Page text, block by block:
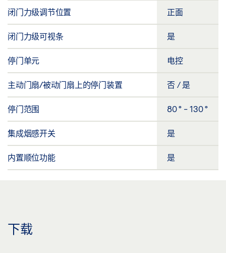
闭门力级调节位置 正面
闭门力级可视条 是
停门单元 电控
主动门扇/被动门扇上的停门装置 否 / 是
停门范围 80 ° - 130 °
集成烟感开关 是
内置顺位功能 是
下载